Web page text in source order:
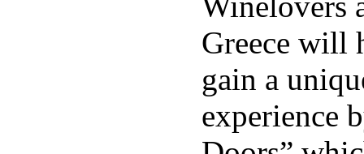
Greece will
gain a
experience